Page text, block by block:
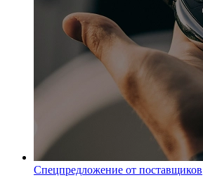
Спецпредложение от поставщиков